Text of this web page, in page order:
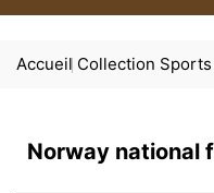
Accueil Collection
Norway national